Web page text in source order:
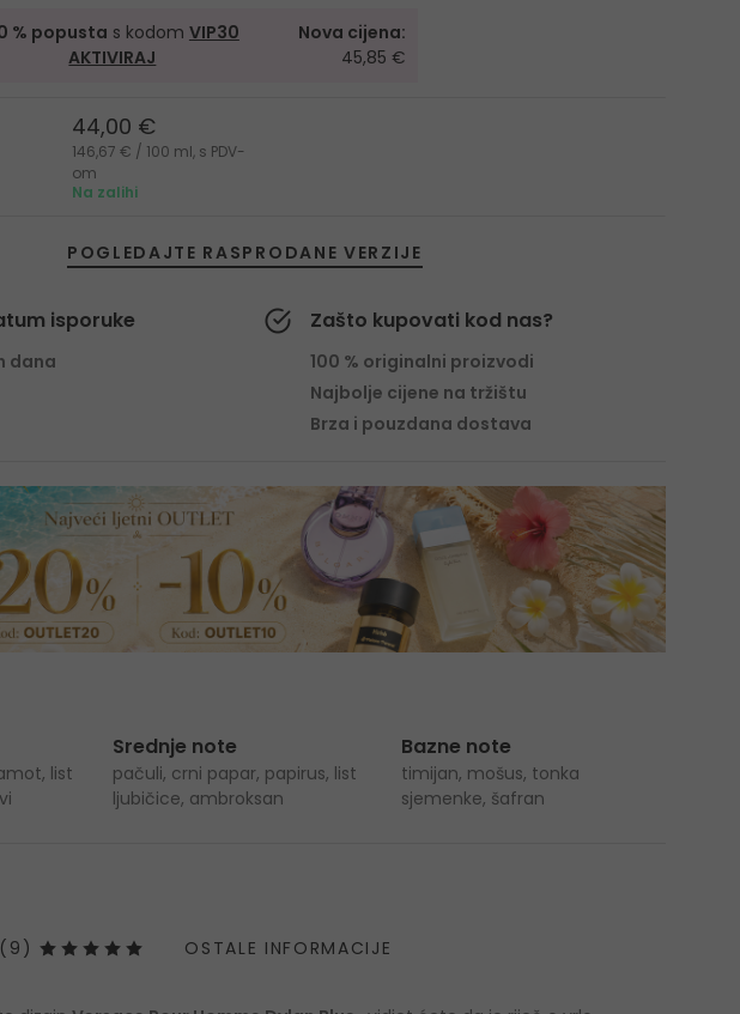
% popusta s kodom VIP30
AKTIVIRAJ
Nova cijena:
45,85 €
44,00 €
146,67 € / 100 ml, s PDV-
om
Na zalihi
POGLEDAJTE RASPRODANE VERZIJE
isporuke
dana
Zašto kupovati kod nas?
100 % originalni proizvodi
Najbolje cijene na tržištu
Brza i pouzdana dostava
list
Srednje note
pačuli, crni papar, papirus, list
ljubičice, ambroksan
Bazne note
timijan, mošus, tonka
sjemenke, šafran
OSTALE INFORMACIJE